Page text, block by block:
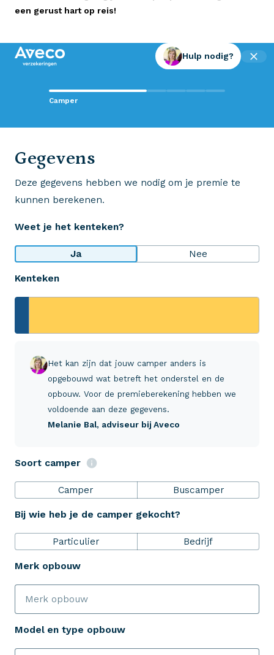
een gerust hart op reis!
Camper
Hulp nodig?
Gegevens
Deze gegevens hebben we nodig om je premie te
kunnen berekenen.
Weet je het kenteken?
Ja Nee
Kenteken
Het kan zijn dat jouw camper anders is
opgebouwd wat betreft het onderstel en de
opbouw. Voor de premieberekening hebben we
voldoende aan deze gegevens.
Melanie Bal, adviseur bij Aveco
Soort camper
Camper Buscamper
Bij wie heb je de camper gekocht?
Particulier Bedrijf
Merk opbouw
Model en type opbouw
Contact met Aveco?
Wij staan voor je klaar!
Wij krijgen een 8,5!
Op basis van ruim 3.000 reviews
Bekijk wat anderen over ons zeggen
+31 (0)523 - 20 80 30
Verzekeringen
ZekerheidsPakket
Over Aveco
Bereken je premie
Schade melden